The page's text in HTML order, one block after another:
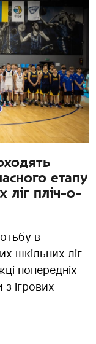
етапу
ліг пліч-о-
в
шкільних ліг
попередніх
з ігрових